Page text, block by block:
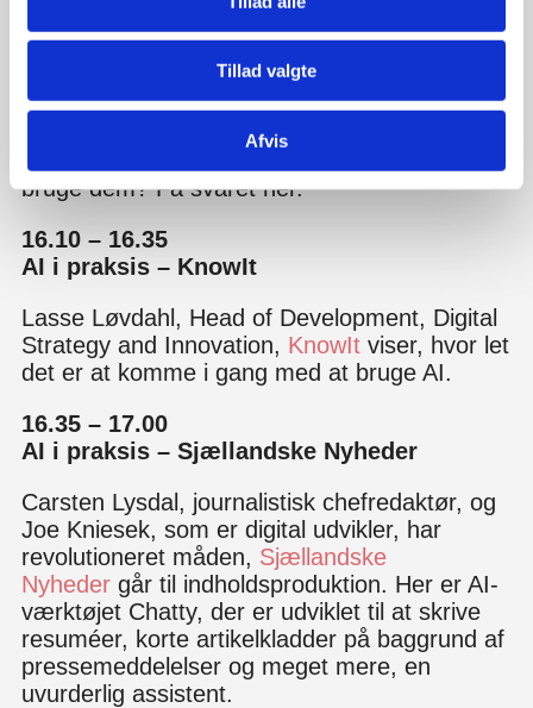
Tillad valgte
Afvis
Hansen, Microsoft Cloud Architect,
Hvilke former for kunstig intelligens findes
bruge dem? Få svaret her.
16.10 – 16.35
AI i praksis – KnowIt
Lasse Løvdahl, Head of Development, Digital
Strategy and Innovation, KnowIt viser, hvor let
det er at komme i gang med at bruge AI.
16.35 – 17.00
AI i praksis – Sjællandske Nyheder
Carsten Lysdal, journalistisk chefredaktør, og
Joe Kniesek, som er digital udvikler, har
revolutioneret måden, Sjællandske
Nyheder går til indholdsproduktion. Her er AI-
værktøjet Chatty, der er udviklet til at skrive
resuméer, korte artikelkladder på baggrund af
pressemeddelelser og meget mere, en
uvurderlig assistent.